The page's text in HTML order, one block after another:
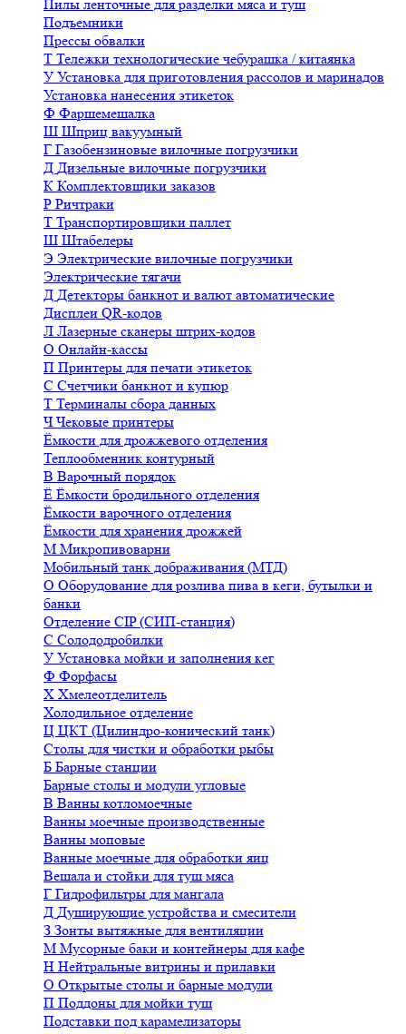
Пилы ленточные для разделки мяса и туш
Подъемники
Прессы обвалки
Т Тележки технологические чебурашка / китаянка
У Установка для приготовления рассолов и маринадов
Установка нанесения этикеток
Ф Фаршемешалка
Ш Шприц вакуумный
Г Газобензиновые вилочные погрузчики
Д Дизельные вилочные погрузчики
К Комплектовщики заказов
Р Ричтраки
Т Транспортировщики паллет
Ш Штабелеры
Э Электрические вилочные погрузчики
Электрические тягачи
Д Детекторы банкнот и валют автоматические
Дисплеи QR-кодов
Л Лазерные сканеры штрих-кодов
О Онлайн-кассы
П Принтеры для печати этикеток
С Счетчики банкнот и купюр
Т Терминалы сбора данных
ЧЧековые принтеры
Ёмкости для дрожжевого отделения
Теплообменник контурный
В Варочный порядок
Ё Ёмкости бродильного отделения
Ёмкости варочного отделения
Ёмкости для хранения дрожжей
М Микропивоварни
Мобильный танк дображивания (МТД)
О Оборудование для розлива пива в кеги, бутылки и
банки
Отделение CIP (СИП-станция)
С Солододробилки
У Установка мойки и заполнения кег
Ф Форфасы
Х Хмелеотделитель
Холодильное отделение
Ц ЦКТ (Цилиндро-конический танк)
Столы для чистки и обработки рыбы
Б Барные станции
Барные столы и модули угловые
В Ванны котломоечные
Ванны моечные производственные
Ванны моповые
Ванные моечные для обработки яиц
Вешала и стойки для туш мяса
Г Гидрофильтры для мангала
Д Душирующие устройства и смесители
З Зонты вытяжные для вентиляции
М Мусорные баки и контейнеры для кафе
Н Нейтральные витрины и прилавки
О Открытые столы и барные модули
П Поддоны для мойки туш
Подставки под карамелизаторы